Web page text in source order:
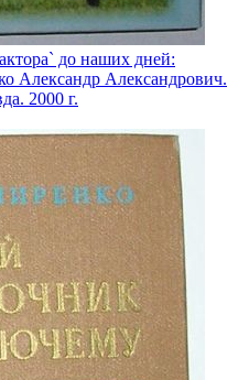
до наших дней:
Александр Александрович.
2000 г.